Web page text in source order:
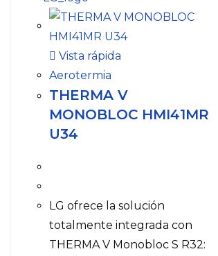
Vista rápida
Aerotermia
THERMA V
MONOBLOC HMI41MR
U34
LG ofrece la solución
totalmente integrada con
THERMA V Monobloc S R32: